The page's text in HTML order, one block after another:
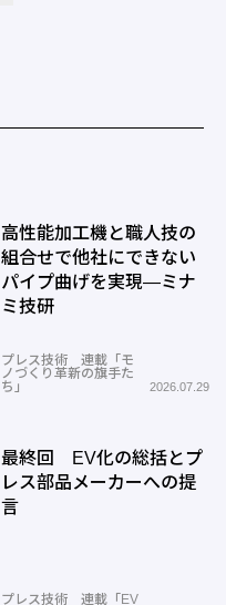
高性能加工機と職人技の
組合せで他社にできない
パイプ曲げを実現―ミナ
ミ技研
プレス技術 連載「モ
ノづくり革新の旗手た
ち」
2026.07.29
最終回 EV化の総括とプ
レス部品メーカーへの提
言
プレス技術 連載「EV